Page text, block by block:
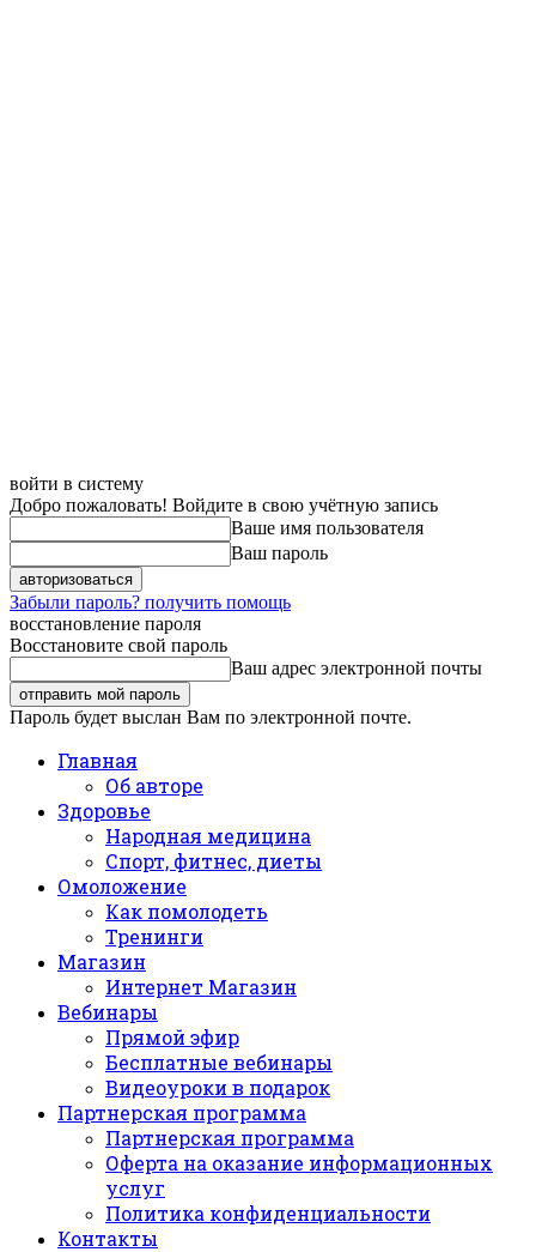
войти в систему
Добро пожаловать! Войдите в свою учётную запись
Ваше имя пользователя
Ваш пароль
Забыли пароль? получить помощь
восстановление пароля
Восстановите свой пароль
Ваш адрес электронной почты
Пароль будет выслан Вам по электронной почте.
Главная
Об авторе
Здоровье
Народная медицина
Спорт, фитнес, диеты
Омоложение
Как помолодеть
Тренинги
Магазин
Интернет Магазин
Вебинары
Прямой эфир
Бесплатные вебинары
Видеоуроки в подарок
Партнерская программа
Партнерская программа
Оферта на оказание информационных
услуг
Политика конфиденциальности
Контакты